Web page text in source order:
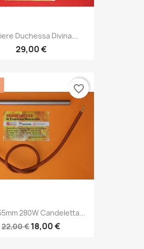
Duchessa Divina...
29,00 €
280W Candeletta...
22,00 € 18,00 €
favorite_border